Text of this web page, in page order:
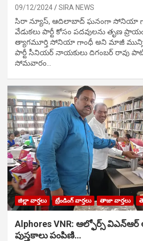
09/12/2024 SIRA NEWS
సిరా న్యూస్, ఆదిలాబాద్ ఘ‌నంగా సోనియా
వేడుక‌లు పార్టీ కోసం ప‌ద‌వుల‌ను తృణ
త్యాగమూర్తి సోనియా గాంధీ అని మాజీ
పార్టీ సీనియ‌ర్ నాయ‌కులు దిగంబ‌ర్ రావు
సోమవారం…
జిల్లా వార్తలు ట్రేండింగ్ వార్తలు తాజా వార్తలు
Alphores VNR: ఆల్ఫోర్స్
పుస్తకాలు పంపిణి…